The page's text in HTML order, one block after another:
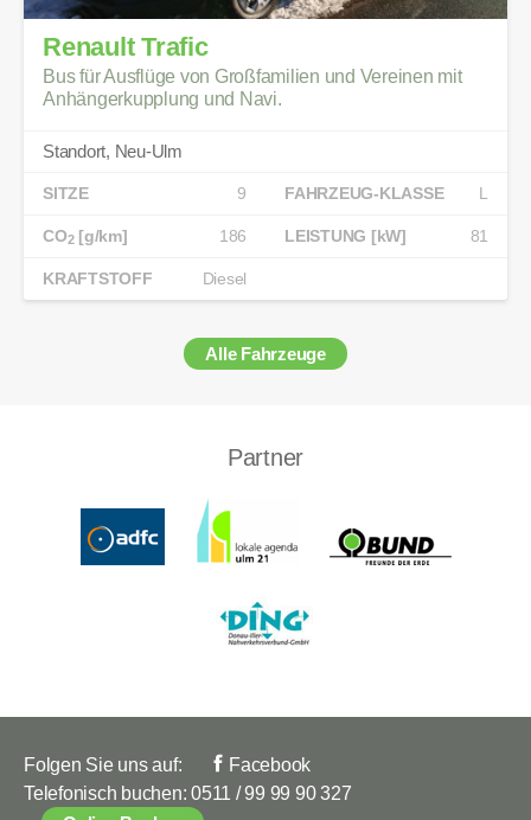
Renault Trafic
Bus für Ausflüge von Großfamilien und Vereinen mit
Anhängerkupplung und Navi.
Standort, Neu-Ulm
SITZE 9 FAHRZEUG-KLASSE L
CO2[g/km] 186 LEISTUNG [kW] 81
KRAFTSTOFF Diesel
Alle Fahrzeuge
Partner
Folgen Sie uns auf:
Facebook
Telefonisch buchen: 0511 / 99 99 90 327